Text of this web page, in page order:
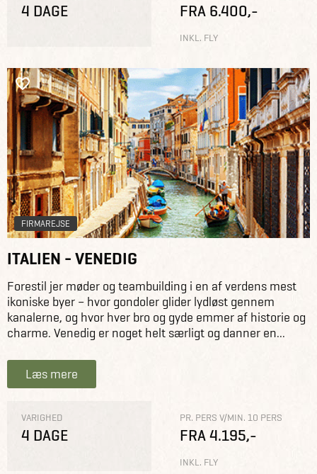
4 DAGE FRA 6.400,-
INKL. FLY
FIRMAREJSE
ITALIEN - VENEDIG
Forestil jer møder og teambuilding i en af verdens mest
ikoniske byer – hvor gondoler glider lydløst gennem
kanalerne, og hvor hver bro og gyde emmer af historie og
charme. Venedig er noget helt særligt og danner en...
Læs mere
VARIGHED
4 DAGE
PR. PERS V/MIN. 10 PERS
FRA 4.195,-
INKL. FLY